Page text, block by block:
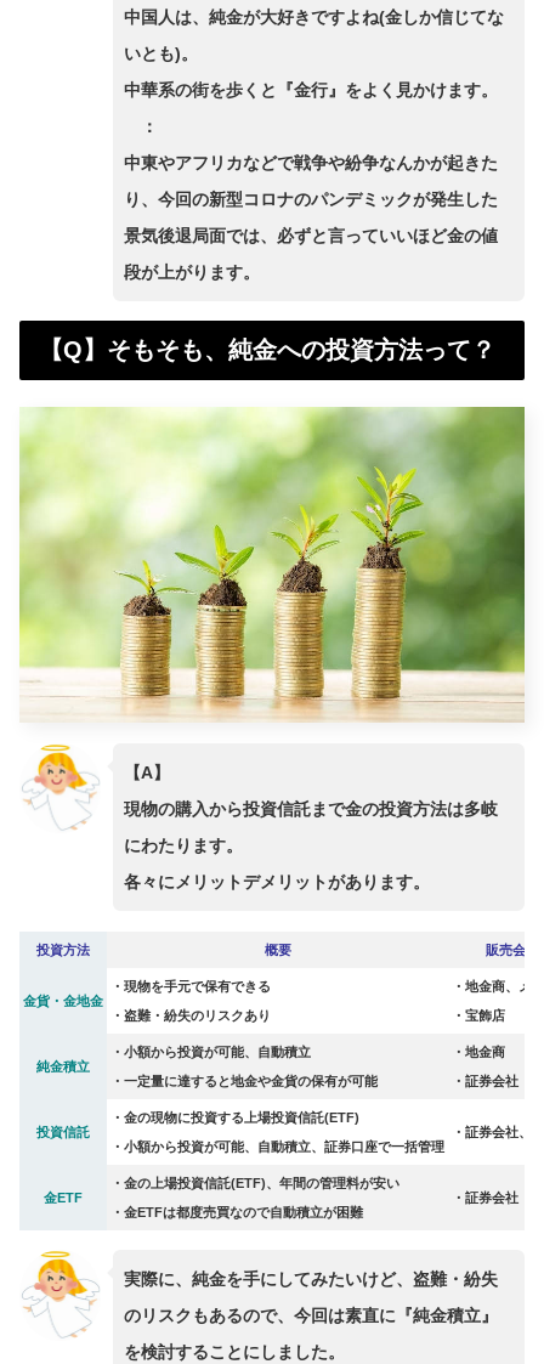
中国人は、純金が大好きですよね(金しか信じてな
いとも)。
中華系の街を歩くと『金行』をよく見かけます。
：
中東やアフリカなどで戦争や紛争なんかが起きた
り、今回の新型コロナのパンデミックが発生した
景気後退局面では、必ずと言っていいほど金の値
段が上がります。
【Q】そもそも、純金への投資方法って？
【A】
現物の購入から投資信託まで金の投資方法は多岐
にわたります。
各々にメリットデメリットがあります。
投資方法 概要 販売会社
金貨・金地金
・現物を手元で保有できる
・盗難・紛失のリスクあり
・地金商、メ
・宝飾店
純金積立
・小額から投資が可能、自動積立
・一定量に達すると地金や金貨の保有が可能
・地金商
・証券会社
投資信託
・金の現物に投資する上場投資信託(ETF)
・小額から投資が可能、自動積立、証券口座で一括管理
・証券会社、
金ETF
・金の上場投資信託(ETF)、年間の管理料が安い
・金ETFは都度売買なので自動積立が困難
・証券会社
実際に、純金を手にしてみたいけど、盗難・紛失
のリスクもあるので、今回は素直に『純金積立』
を検討することにしました。